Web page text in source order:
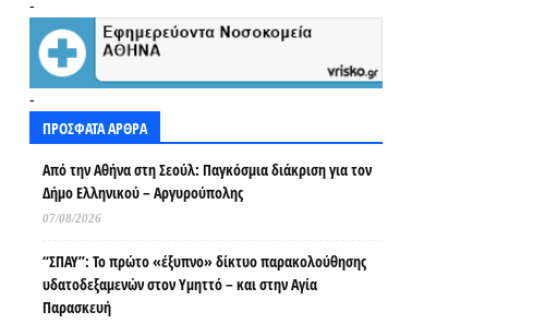
-
-
ΠΡΟΣΦΑΤΑ ΑΡΘΡΑ
Από την Αθήνα στη Σεούλ: Παγκόσμια διάκριση για τον
Δήμο Ελληνικού – Αργυρούπολης
07/08/2026
“ΣΠΑΥ”: Το πρώτο «έξυπνο» δίκτυο παρακολούθησης
υδατοδεξαμενών στον Υμηττό – και στην Αγία
Παρασκευή